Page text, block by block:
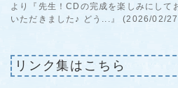
より『先生！CDの完成を楽しみにして
いただきました♪ どう...』 (2026/02/
リンク集はこちら